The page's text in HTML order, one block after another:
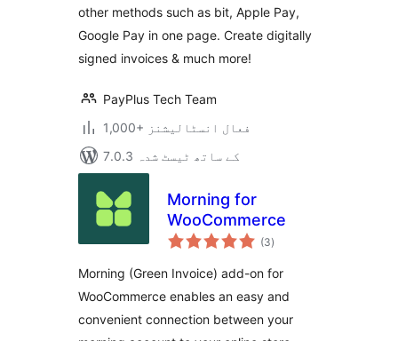
other methods such as bit, Apple Pay,
Google Pay in one page. Create digitally
signed invoices & much more!
PayPlus Tech Team
1,000+ فعال انسٹالیشنز
7.0.3 کے ساتھ ٹیسٹ شدہ
Morning for
WooCommerce
(3مجموعی
درجہ
)
Morning (Green Invoice) add-on for
WooCommerce enables an easy and
convenient connection between your